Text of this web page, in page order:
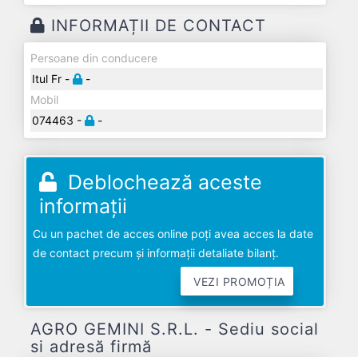
INFORMAȚII DE CONTACT
Persoane din conducere
Itul Fr -
-
Mobil
074463 -
-
Deblochează aceste
informații
Cu un pachet de acces online poți avea acces la date
de contact precum și informații detaliate bilanț.
VEZI PROMOȚIA
AGRO GEMINI S.R.L. - Sediu social
si adresă firmă